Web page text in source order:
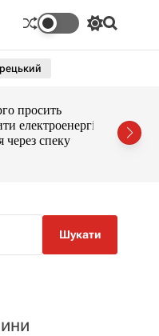
П
а
ч
р
о
П
спеку